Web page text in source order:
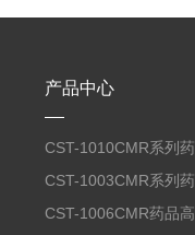
产品中心
CST-1010CMR系列药
品高温试验箱
CST-1003CMR系列药
品高温试验箱
CST-1006CMR药品高